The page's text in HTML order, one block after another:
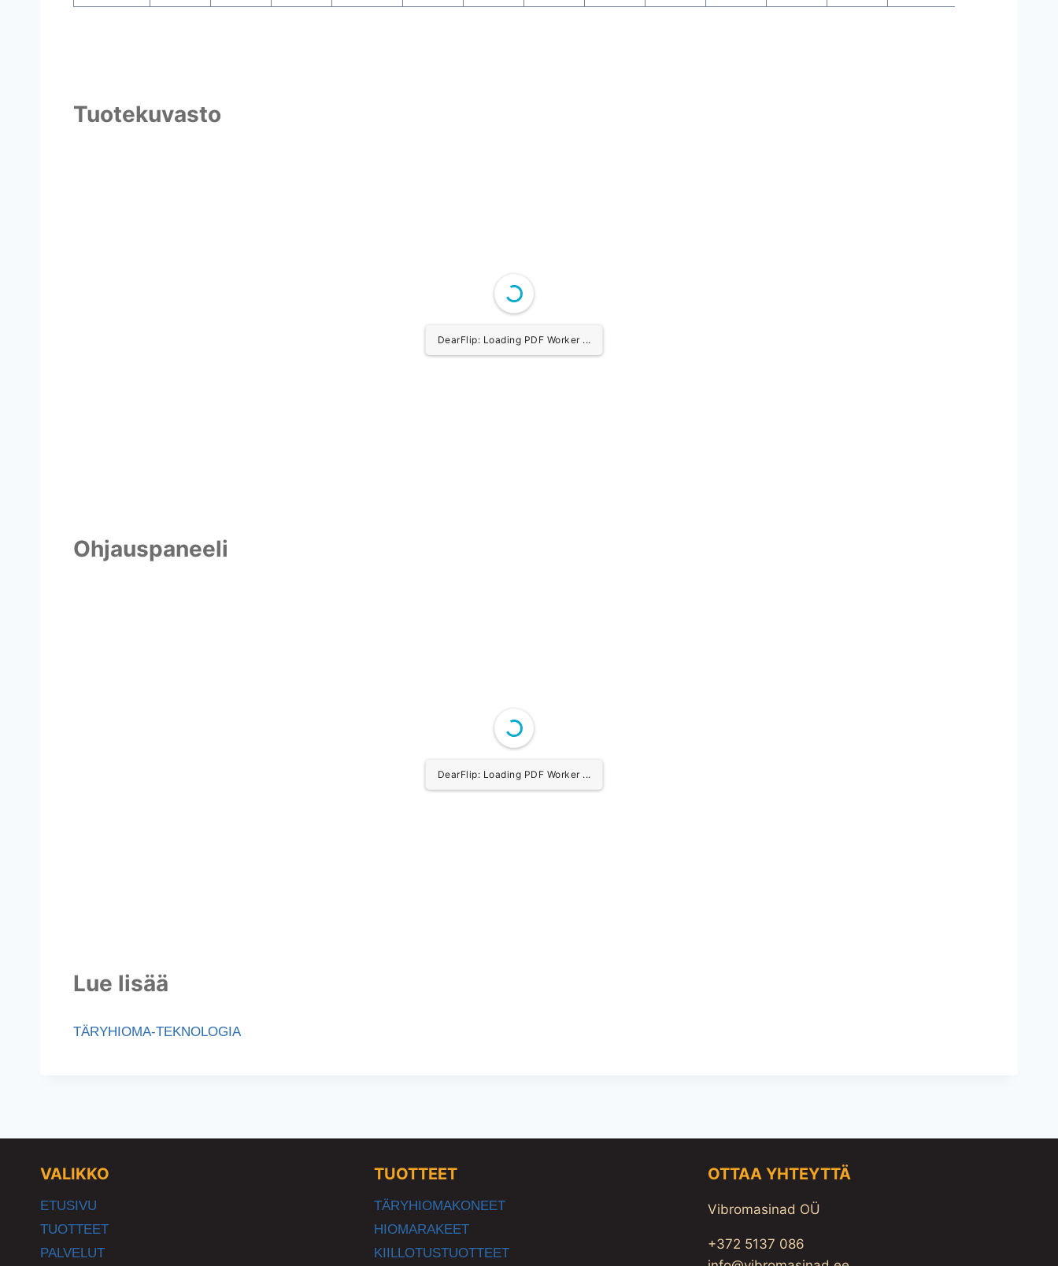
Tuotekuvasto
DearFlip: Loading PDF Worker ...
Ohjauspaneeli
DearFlip: Loading PDF Worker ...
Lue lisää
TÄRYHIOMA-TEKNOLOGIA
VALIKKO
ETUSIVU
TUOTTEET
PALVELUT
TUOTTEET
TÄRYHIOMAKONEET
HIOMARAKEET
KIILLOTUSTUOTTEET
OTTAA YHTEYTTÄ
Vibromasinad OÜ
+372 5137 086